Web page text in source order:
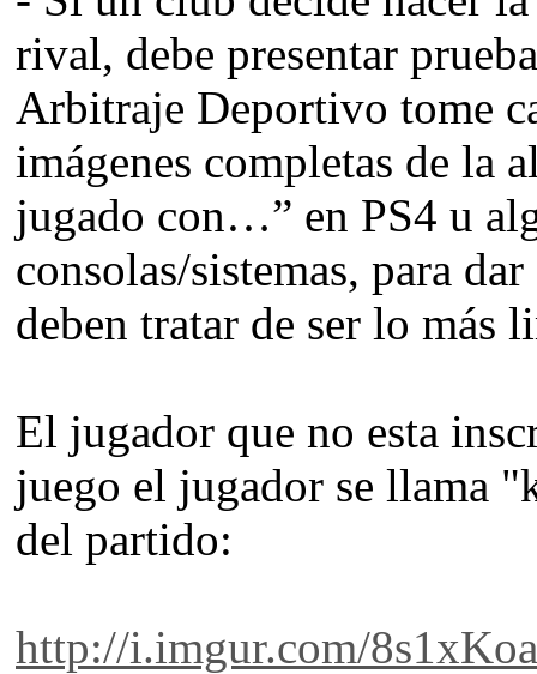
rival, debe presentar
Arbitraje Deportivo tome
imágenes completas de la
jugado con…” en PS4 u
consolas/sistemas, para
deben tratar de ser lo más
El jugador que no esta
juego el jugador se llama
del partido:
http://i.imgur.com/